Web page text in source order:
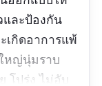
และป้องกัน
เกิดอาการแพ้
หญ่นุ่มราบ
โปร่ง ไม่อับ